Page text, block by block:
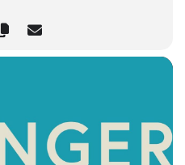
i bygda vår, og håpar mange
det
venar, famile og støttespelarar.
vil!